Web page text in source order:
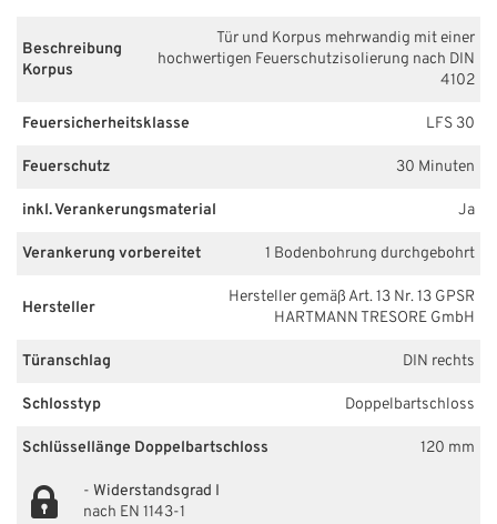
Beschreibung
Korpus
Tür und Korpus mehrwandig mit einer
hochwertigen Feuerschutzisolierung nach DIN
4102
Feuersicherheitsklasse LFS 30
Feuerschutz 30 Minuten
inkl. Verankerungsmaterial Ja
Verankerung vorbereitet 1 Bodenbohrung durchgebohrt
Hersteller
Hersteller gemäß Art. 13 Nr. 13 GPSR
HARTMANN TRESORE GmbH
Türanschlag DIN rechts
Schlosstyp Doppelbartschloss
Schlüssellänge Doppelbartschloss 120 mm
- Widerstandsgrad I
nach EN 1143-1